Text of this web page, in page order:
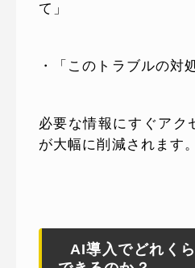
て」
・「このトラブルの対
必要な情報にすぐアク
が大幅に削減されます。
AI導入でどれく